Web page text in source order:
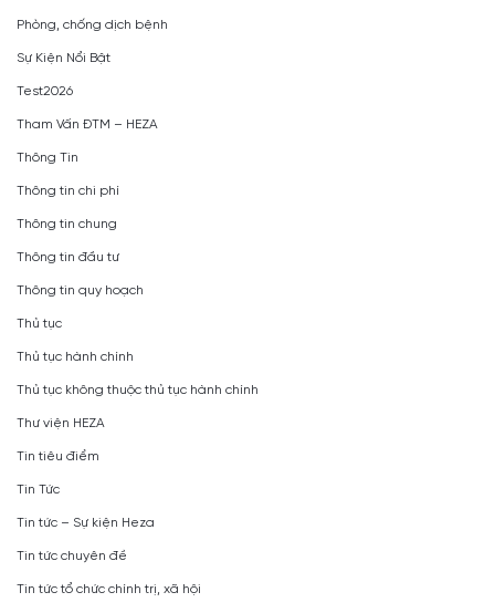
Phòng, chống dịch bệnh
Sự Kiện Nổi Bật
Test2026
Tham Vấn ĐTM – HEZA
Thông Tin
Thông tin chi phí
Thông tin chung
Thông tin đầu tư
Thông tin quy hoạch
Thủ tục
Thủ tục hành chính
Thủ tục không thuộc thủ tục hành chính
Thư viện HEZA
Tin tiêu điểm
Tin Tức
Tin tức – Sự kiện Heza
Tin tức chuyên đề
Tin tức tổ chức chính trị, xã hội